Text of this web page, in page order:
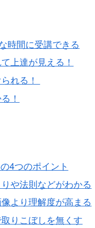
時間に受講できる
上達が見える！
れる！
！
4つのポイント
や法則などがわかる
より理解度が高まる
りこぼしを無くす